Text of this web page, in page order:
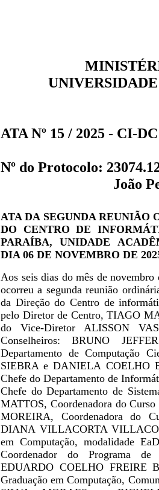
ATA Nº 15 / 2025 - CI-
Nº do Protocolo:
João
ATA DA SEGUNDA REUNIÃO
DO CENTRO DE
PARAÍBA, UNIDADE
DIA 06 DE NOVEMBRO DE
Aos seis dias do mês de
ocorreu a segunda reunião
da Direção do Centro de
pelo Diretor de Centro, TIAGO
do Vice-Diretor
ALISSON
Conselheiros: BRUNO
Departamento de Computação
SIEBRA e DANIELA COELHO
Chefe do Departamento de
Chefe do Departamento de
MATTOS, Coordenadora do
MOREIRA, Coordenadora do
DIANA VILLACORTA
em Computação, modalidade
Coordenador do Programa de
EDUARDO COELHO FREIRE
Graduação em Computação,